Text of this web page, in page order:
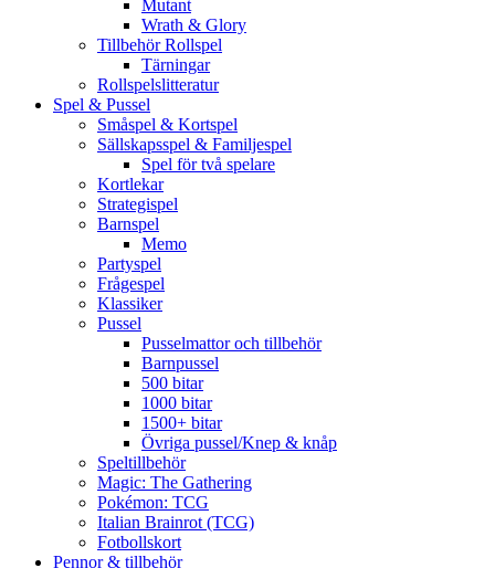
Mutant
Wrath & Glory
Tillbehör Rollspel
Tärningar
Rollspelslitteratur
Spel & Pussel
Småspel & Kortspel
Sällskapsspel & Familjespel
Spel för två spelare
Kortlekar
Strategispel
Barnspel
Memo
Partyspel
Frågespel
Klassiker
Pussel
Pusselmattor och tillbehör
Barnpussel
500 bitar
1000 bitar
1500+ bitar
Övriga pussel/Knep & knåp
Speltillbehör
Magic: The Gathering
Pokémon: TCG
Italian Brainrot (TCG)
Fotbollskort
Pennor & tillbehör